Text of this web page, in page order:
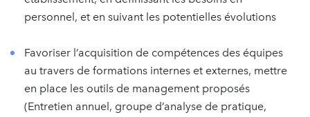
personnel, et en suivant les potentielles évolutions
Favoriser l’acquisition de compétences des équipes
au travers de formations internes et externes, mettre
en place les outils de management proposés
(Entretien annuel, groupe d’analyse de pratique,